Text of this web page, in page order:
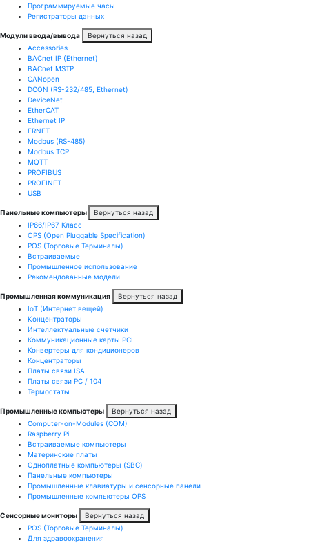
Программируемые часы
Регистраторы данных
Модули ввода/вывода
Вернуться назад
Accessories
BACnet IP (Ethernet)
BACnet MSTP
CANopen
DCON (RS-232/485, Ethernet)
DeviceNet
EtherCAT
Ethernet IP
FRNET
Modbus (RS-485)
Modbus TCP
MQTT
PROFIBUS
PROFINET
USB
Панельные компьютеры
Вернуться назад
IP66/IP67 Класс
OPS (Open Pluggable Specification)
POS (Торговые Терминалы)
Встраиваемые
Промышленное использование
Рекомендованные модели
Промышленная коммуникация
Вернуться назад
IoT (Интернет вещей)
Kонцентраторы
Интеллектуальные счетчики
Коммуникационные карты PCI
Конвертеры для кондиционеров
Концентраторы
Платы связи ISA
Платы связи PC / 104
Термостаты
Промышленные компьютеры
Вернуться назад
Computer-on-Modules (COM)
Raspberry Pi
Встраиваемые компьютеры
Материнские платы
Одноплатные компьютеры (SBC)
Панельные компьютеры
Промышленные клавиатуры и сенсорные панели
Промышленные компьютеры OPS
Сенсорные мониторы
Вернуться назад
POS (Торговые Терминалы)
Для здравоохранения